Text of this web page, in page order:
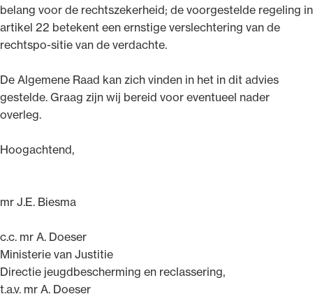
belang voor de rechtszekerheid; de voorgestelde regeling in
artikel 22 betekent een ernstige verslechtering van de
rechtspo-sitie van de verdachte.
De Algemene Raad kan zich vinden in het in dit advies
gestelde. Graag zijn wij bereid voor eventueel nader
overleg.
Hoogachtend,
mr J.E. Biesma
c.c. mr A. Doeser
Ministerie van Justitie
Directie jeugdbescherming en reclassering,
t.a.v. mr A. Doeser